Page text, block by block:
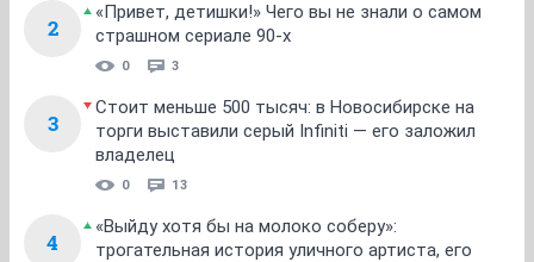
2
«Привет, детишки!» Чего вы не знали о самом
страшном сериале 90-х
0 3
3
Стоит меньше 500 тысяч: в Новосибирске на
торги выставили серый Infiniti — его заложил
владелец
0 13
4
«Выйду хотя бы на молоко соберу»:
трогательная история уличного артиста, его